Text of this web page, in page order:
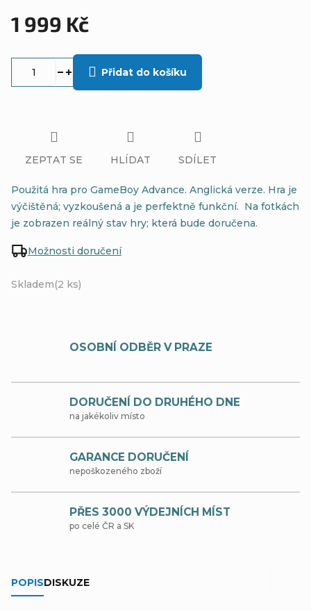
p
a
n
e
1 999 Kč
Skladem(2 ks)
Možnosti doručení
Přidat do košíku
Použitá hra pro GameBoy Advance. Anglická verze. Hra je
výčištěná; vyzkoušená a je perfektně funkční. Na fotkách
je zobrazen reálný stav hry; která bude doručena.
ZEPTAT SE HLÍDAT SDÍLET
OSOBNÍ ODBĚR V PRAZE
DORUČENÍ DO DRUHÉHO DNE
na jakékoliv místo
GARANCE DORUČENÍ
nepoškozeného zboží
PŘES 3000 VÝDEJNÍCH MÍST
po celé ČR a SK
POPISDISKUZE